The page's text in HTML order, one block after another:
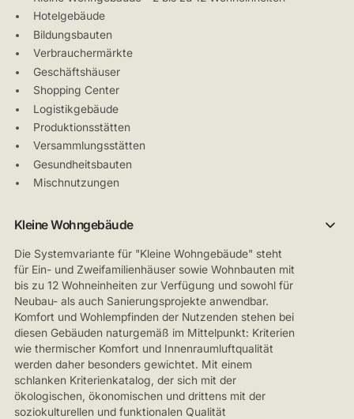
Hotelgebäude
Bildungsbauten
Verbrauchermärkte
Geschäftshäuser
Shopping Center
Logistikgebäude
Produktionsstätten
Versammlungsstätten
Gesundheitsbauten
Mischnutzungen
Kleine Wohngebäude
Die Systemvariante für "Kleine Wohngebäude" steht
für Ein- und Zweifamilienhäuser sowie Wohnbauten mit
bis zu 12 Wohneinheiten zur Verfügung und sowohl für
Neubau- als auch Sanierungsprojekte anwendbar.
Komfort und Wohlempfinden der Nutzenden stehen bei
diesen Gebäuden naturgemäß im Mittelpunkt: Kriterien
wie thermischer Komfort und Innenraumluftqualität
werden daher besonders gewichtet. Mit einem
schlanken Kriterienkatalog, der sich mit der
ökologischen, ökonomischen und drittens mit der
soziokulturellen und funktionalen Qualität